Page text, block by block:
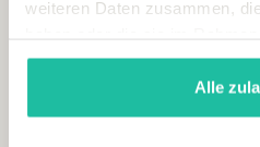
weiteren Daten zusammen,
gesammelt haben.
Alle